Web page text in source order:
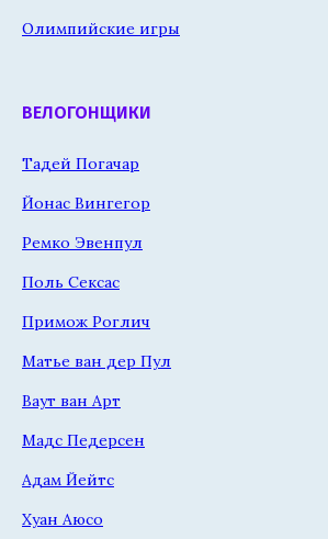
Олимпийские игры
ВЕЛОГОНЩИКИ
Тадей Погачар
Йонас Вингегор
Ремко Эвенпул
Поль Сексас
Примож Роглич
Матье ван дер Пул
Ваут ван Арт
Мадс Педерсен
Адам Йейтс
Хуан Аюсо